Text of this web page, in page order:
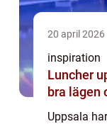
20 april 2026
inspiration
Luncher uppsala så
bra lägen
Uppsala